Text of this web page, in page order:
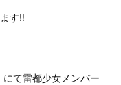
す!!
にて雷都少女メンバー